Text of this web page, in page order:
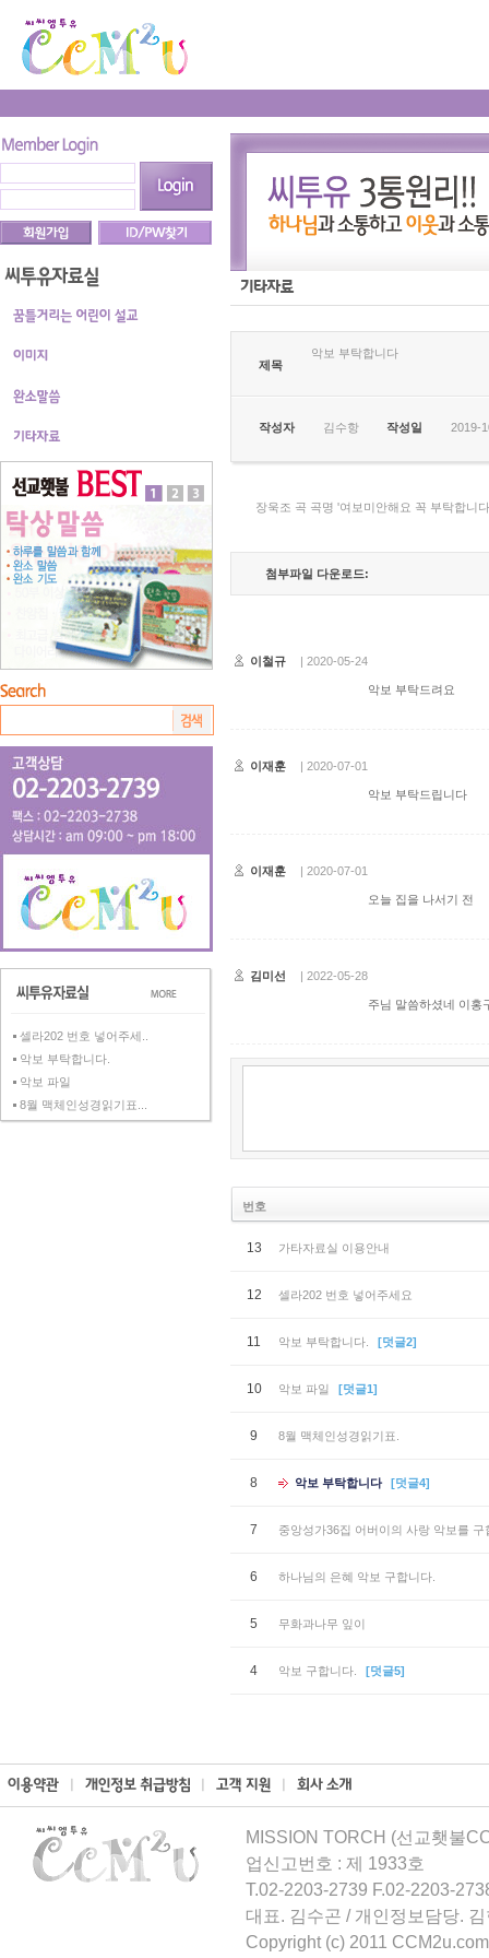
셀라202 번호 넣어주세..
악보 부탁합니다.
악보 파일
8월 맥체인성경읽기표...
제목
악보 부탁합니다
작성자 김수항 작성일 2019-
장욱조 곡 곡명 '여보미안해요 꼭 부탁합니
첨부파일 다운로드:
이철규 | 2020-05-24
악보 부탁드려요
이재훈 | 2020-07-01
악보 부탁드립니다
이재훈 | 2020-07-01
오늘 집을 나서기 전
김미선 | 2022-05-28
주님 말씀하셨네 이홍
번호
13 가타자료실 이용안내
12 셀라202 번호 넣어주세요
11 악보 부탁합니다. [덧글2]
10 악보 파일 [덧글1]
9 8월 맥체인성경읽기표.
8 악보 부탁합니다 [덧글4]
7 중앙성가36집 어버이의 사랑 악보를 구
6 하나님의 은혜 악보 구합니다.
5 무화과나무 잎이
4 악보 구합니다. [덧글5]
MISSION TORCH (선교횃불
업신고번호 : 제 1933호
T.02-2203-2739 F.02-2203-
대표. 김수곤 / 개인정보담당.
Copyright (c) 2011